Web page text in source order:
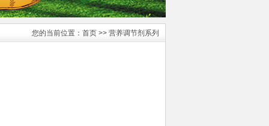
您的当前位置： 首页 >> 营养调节剂系列